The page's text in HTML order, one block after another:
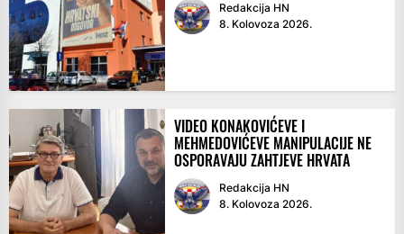
Redakcija HN
8. Kolovoza 2026.
VIDEO KONAKOVIĆEVE I
MEHMEDOVIĆEVE MANIPULACIJE NE
OSPORAVAJU ZAHTJEVE HRVATA
Redakcija HN
8. Kolovoza 2026.